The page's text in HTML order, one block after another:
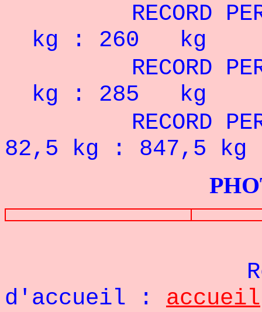
RECORD
kg : 260 kg
RECORD
kg : 285 kg
RECORD
82,5 kg : 847,5 kg
PHOTOS
d'accueil : accueil